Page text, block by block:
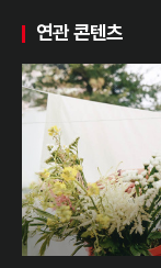
연관 콘텐츠